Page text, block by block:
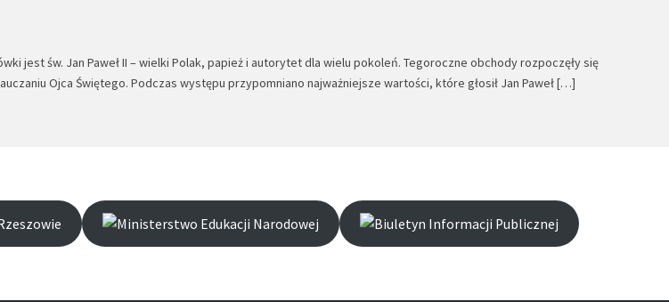
jest św. Jan Paweł II – wielki Polak, papież i autorytet dla wielu pokoleń. Tegoroczne obchody rozpoczęły się
Ojca Świętego. Podczas występu przypomniano najważniejsze wartości, które głosił Jan Paweł […]